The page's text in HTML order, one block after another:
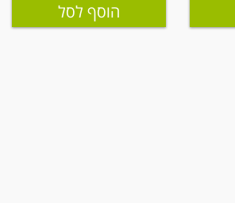
הוסף לסל